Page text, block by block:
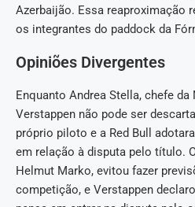
Azerbaijão. Essa reaproximação
os integrantes do paddock da
Opiniões Divergentes
Enquanto Andrea Stella, chefe
Verstappen não pode ser
próprio piloto e a Red Bull
em relação à disputa pelo título.
Helmut Marko, evitou fazer
competição, e Verstappen